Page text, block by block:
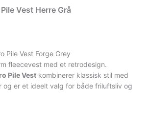
Vest Herre Grå
Pile Vest Forge Grey
fleecevest med et retrodesign.
Pile Vest kombinerer klassisk stil med
og er et ideelt valg for både friluftsliv og